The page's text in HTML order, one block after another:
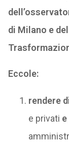
di Milano e
Eccole:
rendere
e privati